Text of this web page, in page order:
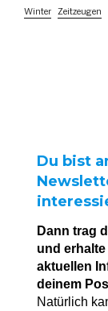
Winter Zeitzeugen
Du bist
Dann trag
und
aktuellen
deinem
Natürlich